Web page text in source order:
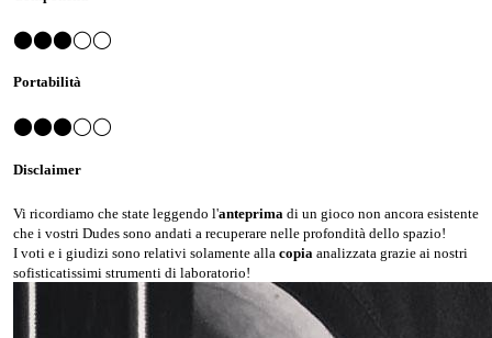
⬤⬤⬤◯◯
Portabilità
⬤⬤⬤◯◯
Disclaimer
Vi ricordiamo che state leggendo l'anteprima di un gioco non ancora esistente
che i vostri Dudes sono andati a recuperare nelle profondità dello spazio!
I voti e i giudizi sono relativi solamente alla copia analizzata grazie ai nostri
sofisticatissimi strumenti di laboratorio!